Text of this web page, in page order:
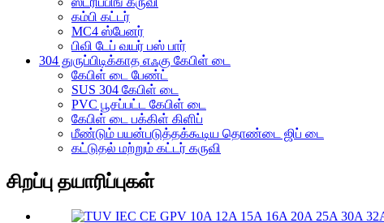
கம்பி கட்டர்
MC4 ஸ்பேனர்
பிவி டேப் வயர் பஸ் பார்
304 துருப்பிடிக்காத எஃகு கேபிள் டை
கேபிள் டை பேண்ட்
SUS 304 கேபிள் டை
PVC பூசப்பட்ட கேபிள் டை
கேபிள் டை பக்கிள் கிளிப்
மீண்டும் பயன்படுத்தக்கூடிய தொண்டை ஜிப் டை
கட்டுதல் மற்றும் கட்டர் கருவி
சிறப்பு தயாரிப்புகள்